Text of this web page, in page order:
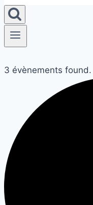
3 évènements found.